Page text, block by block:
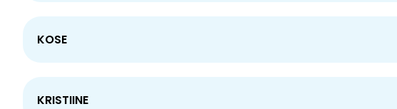
KOSE
KRISTIINE